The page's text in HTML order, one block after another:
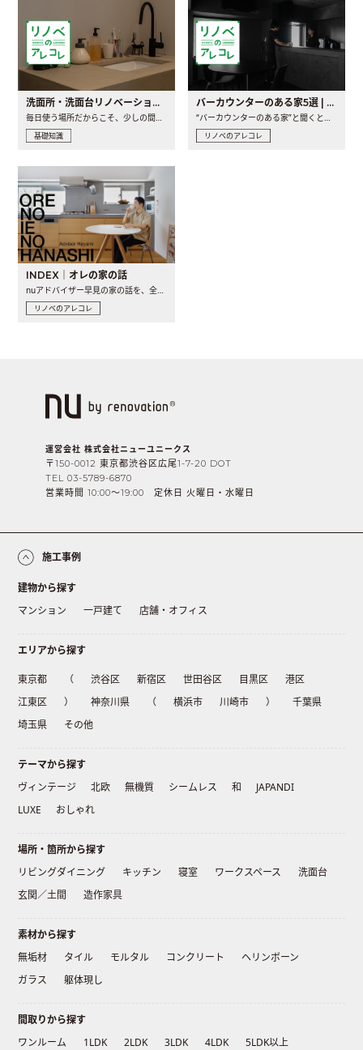
洗面所・洗面台リノベーションの事例と間取りアイデア
毎日使う場所だからこそ、少しの間取りの工夫や素材の選び方で..
基礎知識
バーカウンターのある家5選 | 日常に馴染む“距離の近い”キッチンとは
“バーカウンターのある家”と聞くと、少し特別な、大人のための..
リノベのアレコレ
INDEX｜オレの家の話
nuアドバイザー早見の家の話を、全4話でお届け。リノベーションを..
リノベのアレコレ
運営会社 株式会社ニューユニークス
〒150-0012 東京都渋谷区広尾1-7-20 DOT
TEL 03-5789-6870
営業時間 10:00〜19:00 定休日 火曜日・水曜日
施工事例
建物から探す
マンション
一戸建て 店舗・オフィス
エリアから探す
東京都 （ 渋谷区 新宿区 世田谷区 目黒区
港区
江東区
） 神奈川県 （ 横浜市 川崎市 ）
千葉県
埼玉県
その他
テーマから探す
ヴィンテージ
北欧 無機質 シームレス 和
JAPANDI
LUXE
おしゃれ
場所・箇所から探す
リビングダイニング
キッチン 寝室 ワークスペース
洗面台
玄関／土間
造作家具
素材から探す
無垢材
タイル モルタル コンクリート
ヘリンボーン
ガラス
躯体現し
間取りから探す
ワンルーム
1LDK 2LDK 3LDK 4LDK 5LDK以上